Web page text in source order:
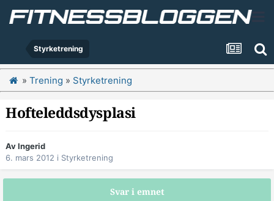
Styrketrening
» Trening » Styrketrening
Hofteleddsdysplasi
AvIngerid
6. mars 2012 i Styrketrening
Svar i emnet